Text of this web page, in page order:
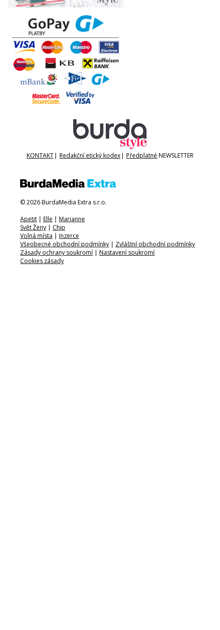
KONTAKT| Redakční etický kodex| Předplatné NEWSLETTER
© 2026 BurdaMedia Extra s.r.o.
Apetit | Elle | Marianne
Svět Ženy | Chip
Volná místa | Inzerce
Všeobecné obchodní podmínky | Zvláštní obchodní podmínky
Zásady ochrany soukromí | Nastavení soukromí
Cookies zásady